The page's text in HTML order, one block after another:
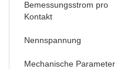
Bemessungsstrom pro
Kontakt
Nennspannung
Mechanische Parameter